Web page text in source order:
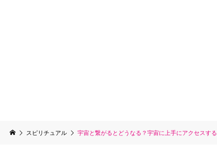
スピリチュアル 宇宙と繋がるとどうなる？宇宙に上手にアクセスす